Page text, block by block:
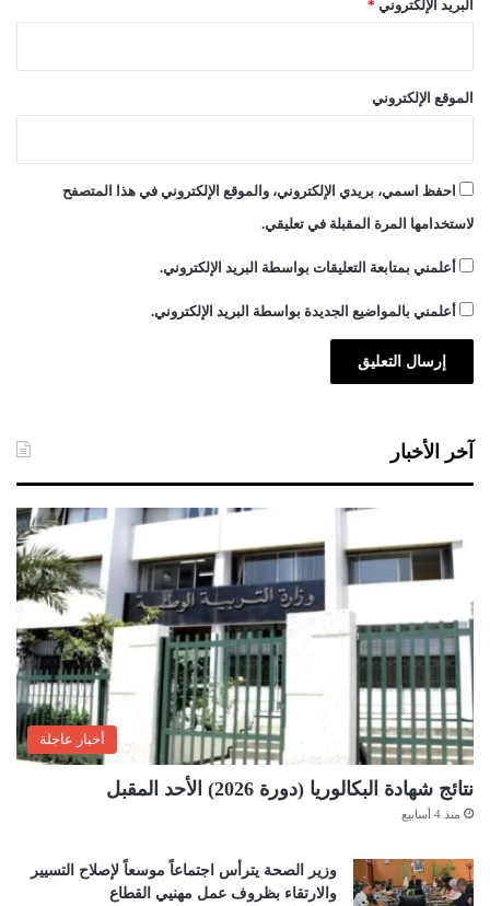
البريد الإلكتروني *
الموقع الإلكتروني
احفظ اسمي، بريدي الإلكتروني، والموقع الإلكتروني في هذا المتصفح
لاستخدامها المرة المقبلة في تعليقي.
أعلمني بمتابعة التعليقات بواسطة البريد الإلكتروني.
أعلمني بالمواضيع الجديدة بواسطة البريد الإلكتروني.
آخر الأخبار
أخبار عاجلة
نتائج شهادة البكالوريا (دورة 2026) الأحد المقبل
منذ 4 أسابيع
وزير الصحة يترأس اجتماعاً موسعاً لإصلاح التسيير
والارتقاء بظروف عمل مهنيي القطاع